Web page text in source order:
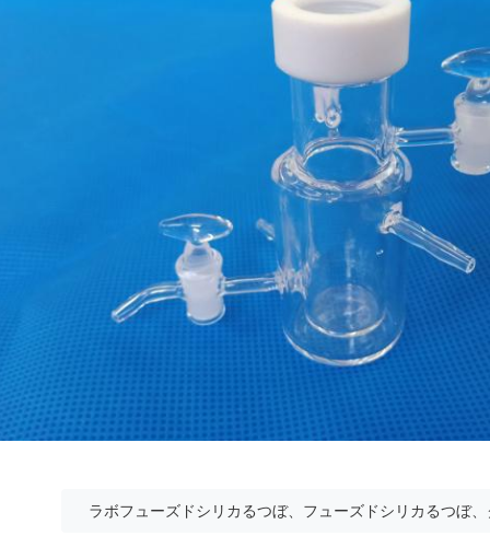
ラボフューズドシリカるつぼ、フューズドシリカるつぼ